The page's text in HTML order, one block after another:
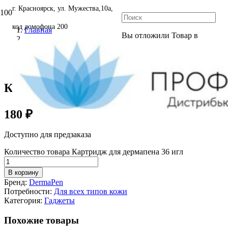
г. Красноярск, ул. Мужества,10а,
код домофона 200
+7 (391) 272-20-88
Вы отложили Товар в
Главная
Dermapen
Картридж для дермапена 36 игл
Картридж для дермапена 36 игл
180 ₽
Доступно для предзаказа
Количество товара Картридж для дермапена 36 игл
В корзину
Бренд: DermaPen
Потребности: Для всех типов кожи
Категория: Гаджеты
Похожие товары